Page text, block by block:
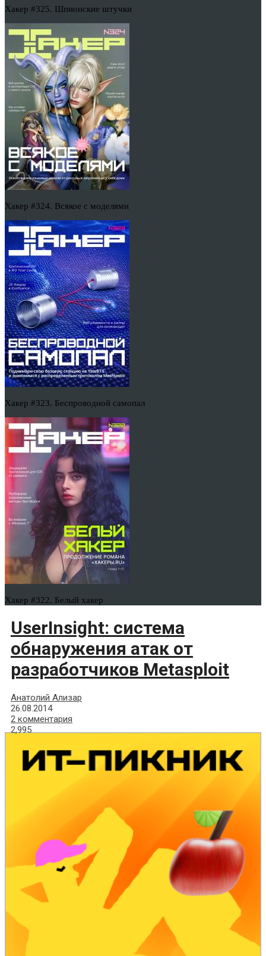
Хакер #325. Шпионские штучки
Хакер #324. Всякое с моделями
Хакер #323. Беспроводной самопал
Хакер #322. Белый хакер
UserInsight: система
обнаружения атак от
разработчиков Metasploit
Анатолий Ализар
26.08.2014
2 комментария
2,995